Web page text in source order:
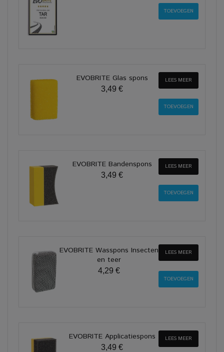
EVOBRITE Glas spons
3,49 €
LEES MEER
EVOBRITE Bandenspons
3,49 €
LEES MEER
EVOBRITE Wasspons Insecten
en teer
4,29 €
LEES MEER
EVOBRITE Applicatiespons
3,49 €
LEES MEER